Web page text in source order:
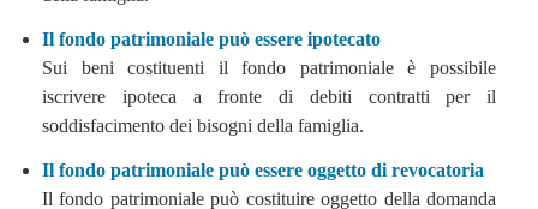
Il fondo patrimoniale può essere ipotecato
Sui beni costituenti il fondo patrimoniale è possibile
iscrivere ipoteca a fronte di debiti contratti per il
soddisfacimento dei bisogni della famiglia.
Il fondo patrimoniale può essere oggetto di revocatoria
Il fondo patrimoniale può costituire oggetto della domanda